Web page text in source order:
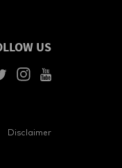
US
Disclaimer